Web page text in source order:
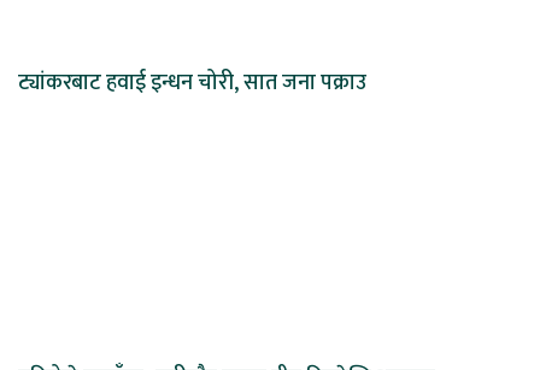
ट्यांकरबाट हवाई इन्धन चोरी, सात जना पक्राउ